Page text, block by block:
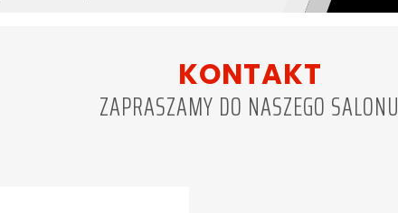
KONTAKT
ZAPRASZAMY DO NASZEGO SALONU